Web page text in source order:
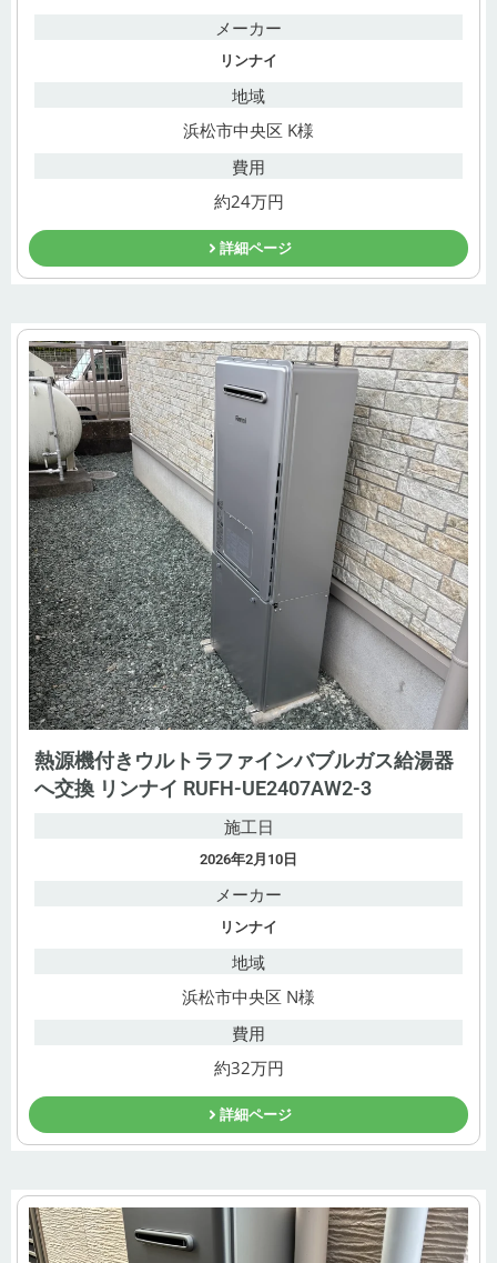
メーカー
リンナイ
地域
浜松市中央区 K様
費用
約24万円
詳細ページ
熱源機付きウルトラファインバブルガス給湯器
へ交換 リンナイ RUFH-UE2407AW2-3
施工日
2026年2月10日
メーカー
リンナイ
地域
浜松市中央区 N様
費用
約32万円
詳細ページ